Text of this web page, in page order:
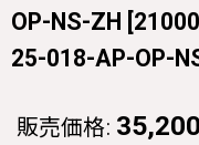
OP-NS-ZH [
25-018-AP-OP-
販売価格: 35,200